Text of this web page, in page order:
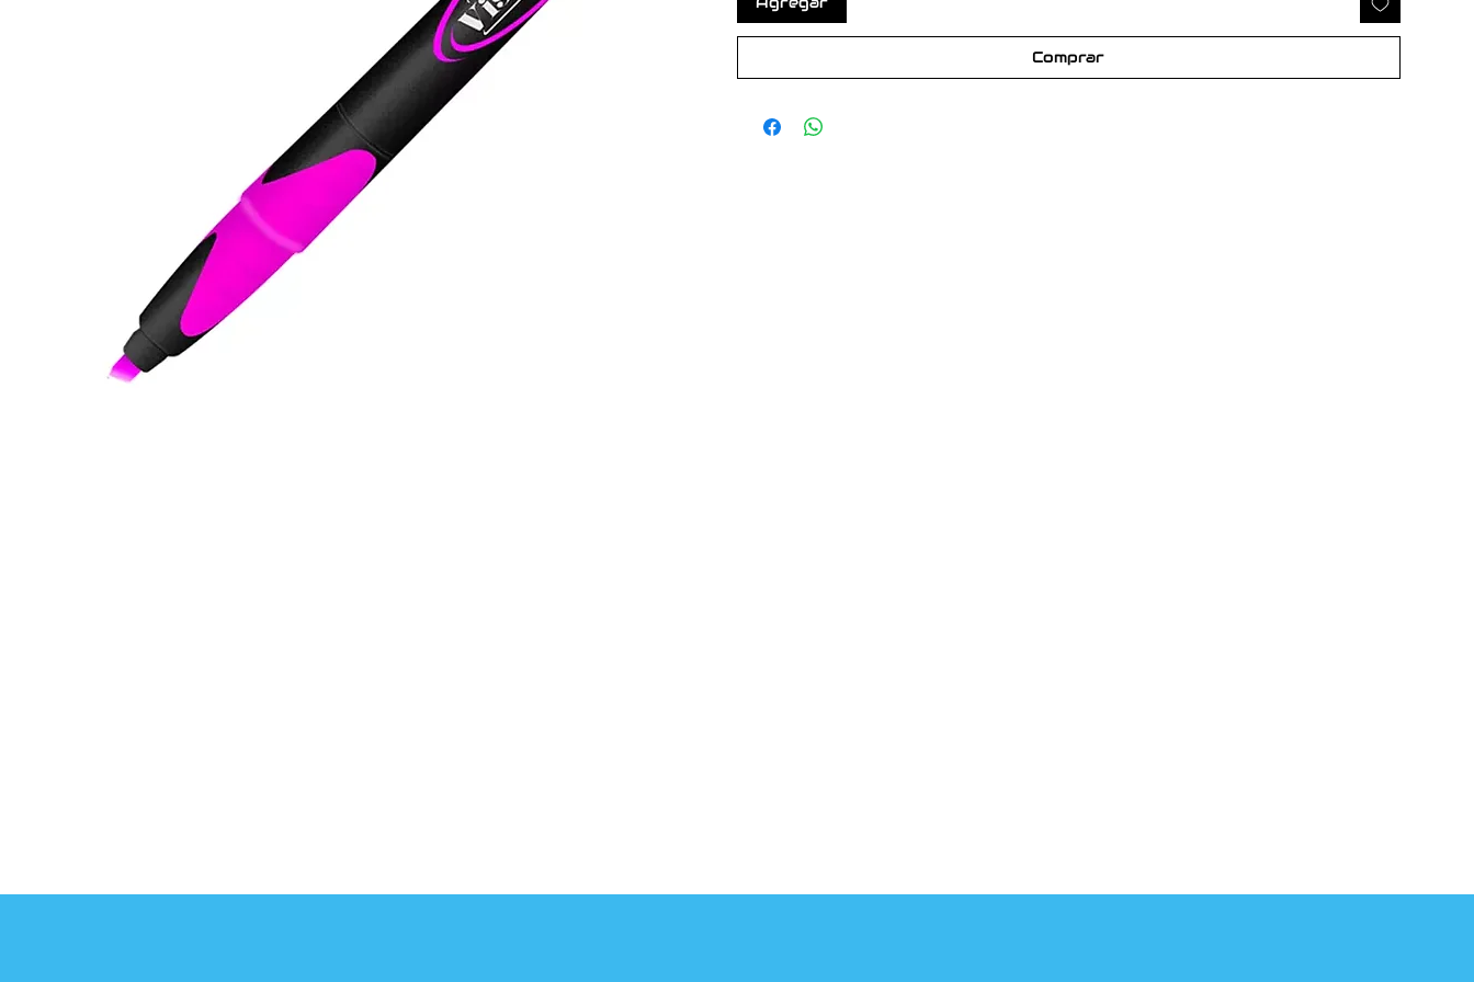
Comprar